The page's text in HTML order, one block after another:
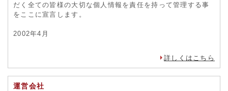
だく全ての皆様の大切な個人情報を責任を持って管理する事
をここに宣言します。
2002年4月
詳しくはこちら
運営会社